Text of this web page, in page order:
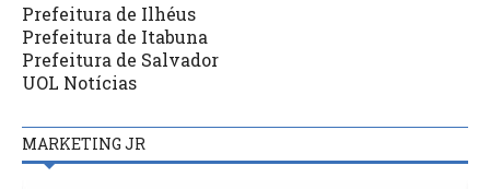
Prefeitura de Ilhéus
Prefeitura de Itabuna
Prefeitura de Salvador
UOL Notícias
MARKETING JR